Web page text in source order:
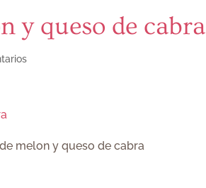
y queso de cabra
melon y queso de cabra